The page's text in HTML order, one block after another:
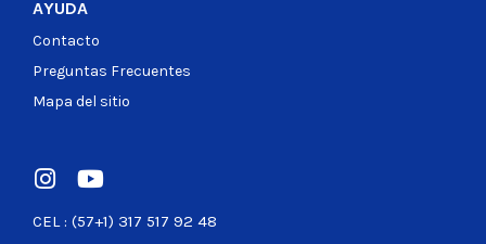
CEL : (57+1) 317 517 92 48
AYUDA
Contacto
Preguntas Frecuentes
Mapa del sitio